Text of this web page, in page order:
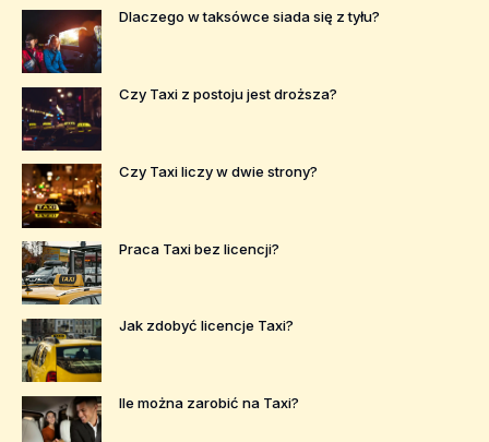
Dlaczego w taksówce siada się z tyłu?
Czy Taxi z postoju jest droższa?
Czy Taxi liczy w dwie strony?
Praca Taxi bez licencji?
Jak zdobyć licencje Taxi?
Ile można zarobić na Taxi?